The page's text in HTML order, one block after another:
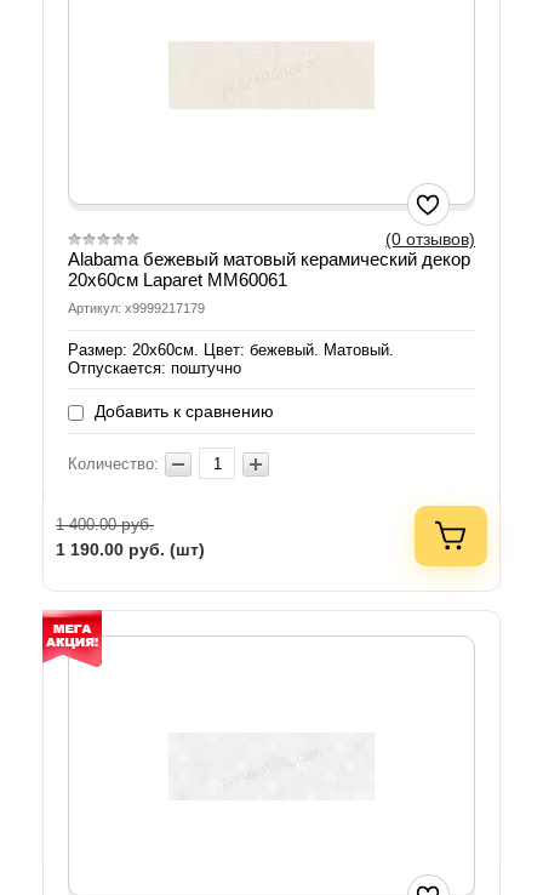
(0 отзывов)
Alabama бежевый матовый керамический декор
20х60см Laparet MM60061
Артикул: х9999217179
Размер: 20х60см. Цвет: бежевый. Матовый.
Отпускается: поштучно
Добавить к сравнению
Количество:
1 400.00руб.
1 190.00 руб. (шт)